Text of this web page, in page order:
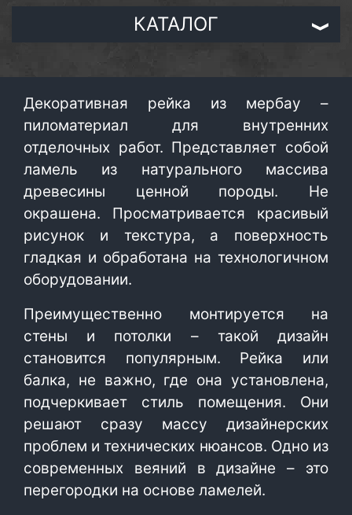
КАТАЛОГ
Декоративная рейка из мербау –
пиломатериал для внутренних
отделочных работ. Представляет собой
ламель из натурального массива
древесины ценной породы. Не
окрашена. Просматривается красивый
рисунок и текстура, а поверхность
гладкая и обработана на технологичном
оборудовании.
Преимущественно монтируется на
стены и потолки – такой дизайн
становится популярным. Рейка или
балка, не важно, где она установлена,
подчеркивает стиль помещения. Они
решают сразу массу дизайнерских
проблем и технических нюансов. Одно из
современных веяний в дизайне – это
перегородки на основе ламелей.